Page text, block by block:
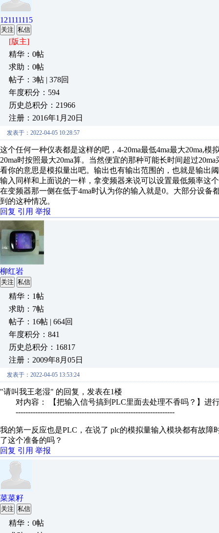
121111115
关注 私信
[版主]
精华：0帖
求助：0帖
帖子：3帖 | 378回
年度积分：594
历史总积分：21966
注册：2016年1月20日
发表于：2022-04-05 10:28:57
这个任何一种仪表都是这样的吧，4-20ma最低4ma最大20ma,
20ma时按照最大20ma算。当然便宜的那种可能长时间超过
看你的意思是模拟量出吧。输出也有输出范围的，也就是输出
输入同样和上面说的一样，拿变频器来说可以设置最低频率这
在变频器那一侧在低于4ma时认为你的输入就是0。大部分设
到的这种情况。
回复 引用 举报
柳红岩
关注 私信
精华：1帖
求助：7帖
帖子：16帖 | 664回
年度积分：841
历史总积分：16817
注册：2009年8月05日
发表于：2022-04-05 13:53:24
"请叫我王老湿" 的回复，发表在1楼
对内容： 【把输入信号搞到PLC里面去处理不香吗？】进
-----------------------------------------------------------------
我的第一反应也是PLC，在说了 plc的模拟量输入模块都有故
了这个准备的吗？
回复 引用 举报
菜菜籽
关注 私信
精华：0帖